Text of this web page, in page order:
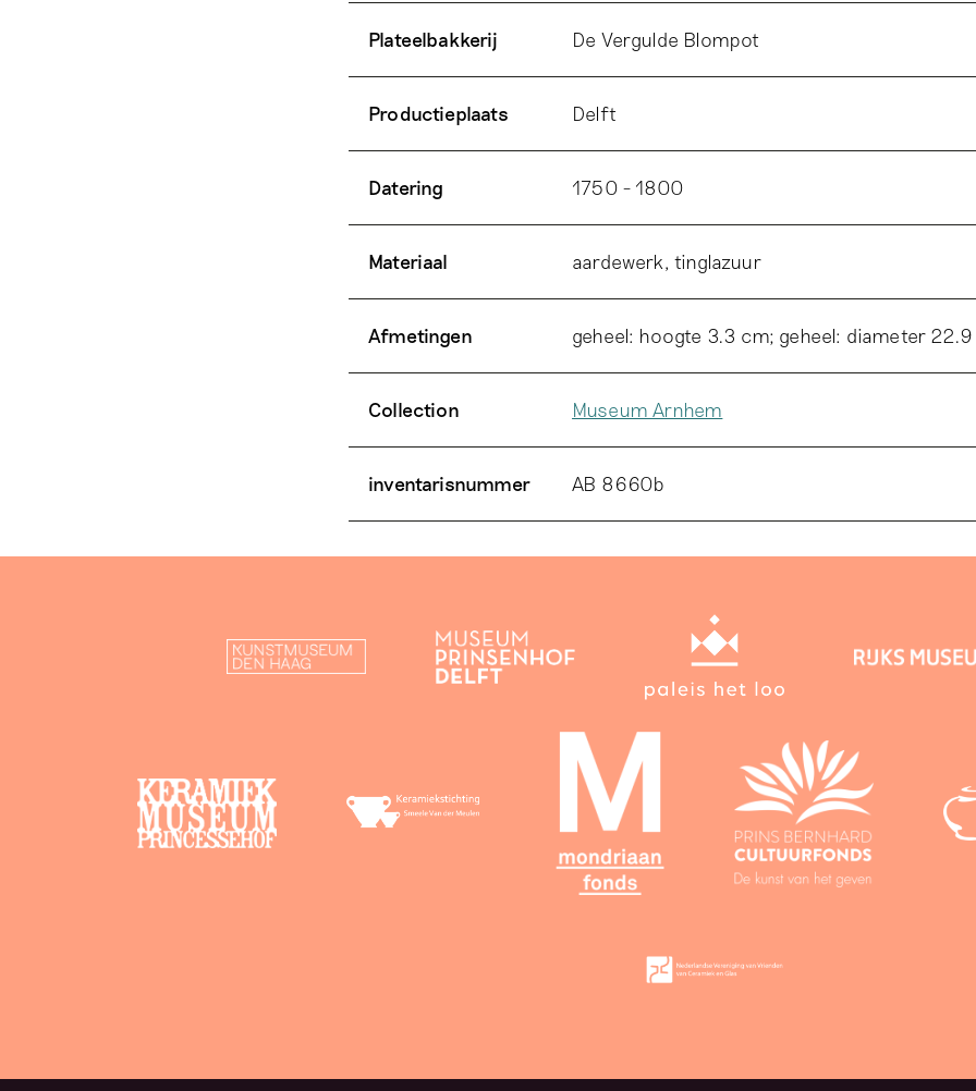
Plateelbakkerij De Vergulde Blompot
Productieplaats Delft
Datering 1750 - 1800
Materiaal aardewerk, tinglazuur
Afmetingen geheel: hoogte 3.3 cm; geheel: diameter
Collection Museum Arnhem
inventarisnummer AB 8660b